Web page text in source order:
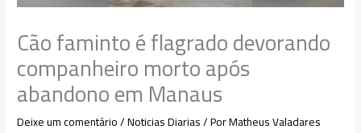
Cão faminto é flagrado devorando
companheiro morto após
abandono em Manaus
Deixe um comentário/Noticias Diarias/ PorMatheus Valadares